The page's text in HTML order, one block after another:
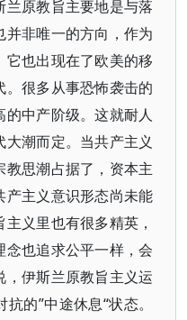
原教旨主要地是与落
并非唯一的方向，作为
也出现在了欧美的移
很多从事恐怖袭击的
中产阶级。这就耐人
潮而定。当共产主义
思潮占据了，资本主
产主义意识形态尚未能
义里也有很多精英，
也追求公平一样，会
伊斯兰原教旨主义运
的”中途休息“状态。